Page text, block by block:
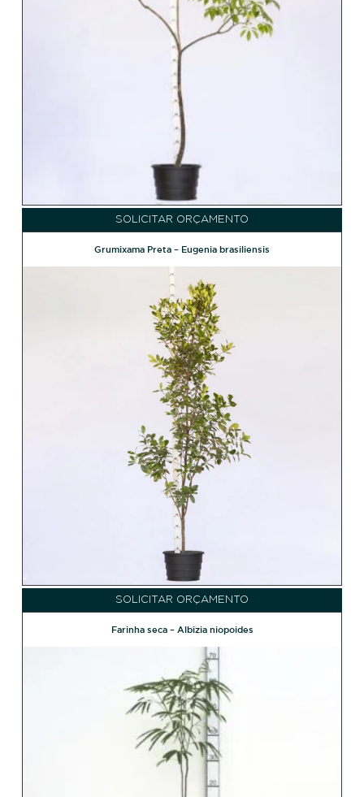
SOLICITAR ORÇAMENTO
Grumixama Preta – Eugenia brasiliensis
SOLICITAR ORÇAMENTO
Farinha seca – Albizia niopoides